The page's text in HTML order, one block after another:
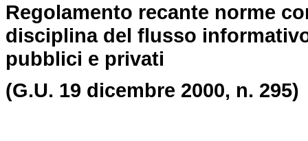
Regolamento recante norme
disciplina del flusso
pubblici e privati
(G.U. 19 dicembre 2000, n. 295)